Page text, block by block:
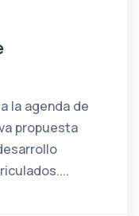
la agenda de
propuesta